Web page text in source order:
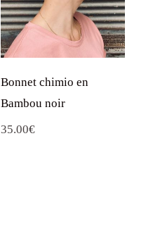
Bonnet chimio en
Bambou noir
35.00€